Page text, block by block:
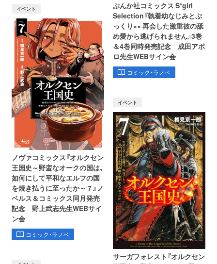
ぶんか社コミックス S*girl
Selection『執着幼なじみとぷ
っくり×× 再会した激重彼の舐
め愛から逃げられません』3巻
＆4巻同時発売記念 成田アポ
ロ先生WEBサイン会
コミック・ラノベ
イベント
ノヴァコミックス『オルクセン
王国史～野蛮なオークの国は、
如何にして平和なエルフの国
を焼き払うに至ったか～ 7 』ノ
ベルス＆コミックス同月発売
記念 野上武志先生WEBサイ
ン会
コミック・ラノベ
イベント
サーガフォレスト『オルクセン